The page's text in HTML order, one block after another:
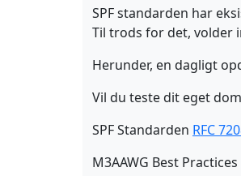
SPF standarden har
Til trods for det, volder
Herunder, en dagligt
Vil du teste dit eget
SPF Standarden RFC
M3AAWG Best